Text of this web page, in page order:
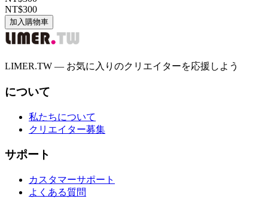
NT$300
加入購物車
LIMER.TW — お気に入りのクリエイターを応援しよう
について
私たちについて
クリエイター募集
サポート
カスタマーサポート
よくある質問